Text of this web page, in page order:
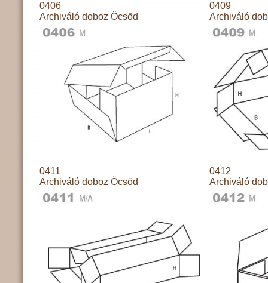
0406
Archiváló doboz Öcsöd
0409
Archiváló
0411
Archiváló doboz Öcsöd
0412
Archiváló